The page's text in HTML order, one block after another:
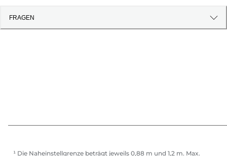
FRAGEN
¹ Die Naheinstellgrenze beträgt jeweils 0,88 m und 1,2 m. Max.